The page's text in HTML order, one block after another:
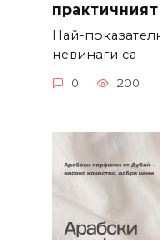
Най-
невинаги са
0 200